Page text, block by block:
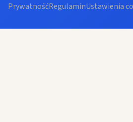
PrywatnośćRegulaminUstawienia